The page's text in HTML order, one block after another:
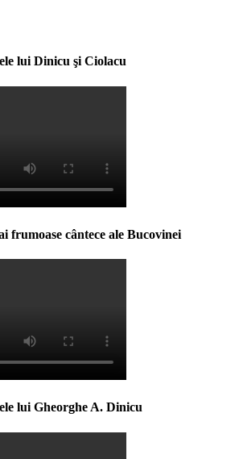
lui Dinicu şi Ciolacu
cântece ale Bucovinei
lui Gheorghe A. Dinicu